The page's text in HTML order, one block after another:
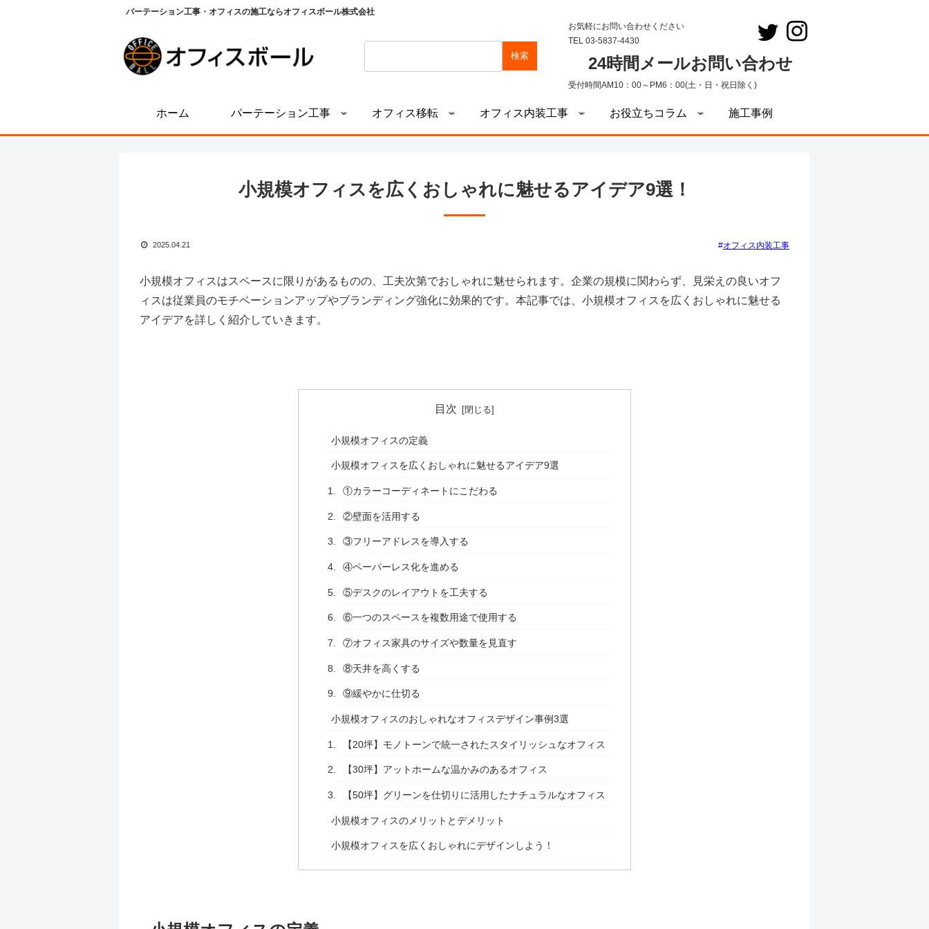
パーテーション工事・オフィスの施工ならオフィスボール株式会社
検索
お気軽にお問い合わせください
TEL 03-5837-4430
24時間メールお問い合わせ
受付時間AM10：00～PM6：00(土・日・祝日除く)
ホーム パーテーション工事 オフィス移転 オフィス内装工事 お役立ちコラム 施工事例
小規模オフィスを広くおしゃれに魅せるアイデア9選！
2025.04.21 オフィス内装工事
小規模オフィスはスペースに限りがあるものの、工夫次第でおしゃれに魅せられます。企業の規模に関わらず、見栄えの良いオフ
ィスは従業員のモチベーションアップやブランディング強化に効果的です。本記事では、小規模オフィスを広くおしゃれに魅せる
アイデアを詳しく紹介していきます。
目次
小規模オフィスの定義
小規模オフィスを広くおしゃれに魅せるアイデア9選
①カラーコーディネートにこだわる
②壁面を活用する
③フリーアドレスを導入する
④ペーパーレス化を進める
⑤デスクのレイアウトを工夫する
⑥一つのスペースを複数用途で使用する
⑦オフィス家具のサイズや数量を見直す
⑧天井を高くする
⑨緩やかに仕切る
小規模オフィスのおしゃれなオフィスデザイン事例3選
【20坪】モノトーンで統一されたスタイリッシュなオフィス
【30坪】アットホームな温かみのあるオフィス
【50坪】グリーンを仕切りに活用したナチュラルなオフィス
小規模オフィスのメリットとデメリット
小規模オフィスを広くおしゃれにデザインしよう！